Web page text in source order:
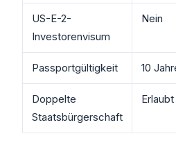
US-E-2-
Investorenvisum
Nein
Passportgültigkeit 10
Doppelte
Staatsbürgerschaft
Erlaubt